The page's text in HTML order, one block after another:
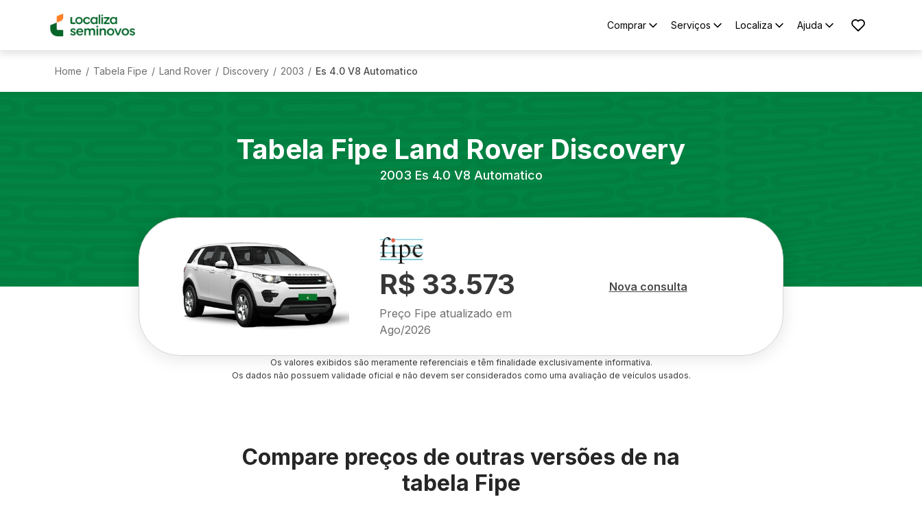
Comprar Serviços Localiza Ajuda
Home / Tabela Fipe / Land Rover / Discovery / 2003 / Es 4.0 V8 Automatico
Tabela Fipe Land Rover Discovery
2003 Es 4.0 V8 Automatico
R$ 33.573
Preço Fipe atualizado em
Ago/2026
Nova consulta
Os valores exibidos são meramente referenciais e têm finalidade exclusivamente informativa.
Os dados não possuem validade oficial e não devem ser considerados como uma avaliação de veículos usados.
Compare preços de outras versões de na
tabela Fipe